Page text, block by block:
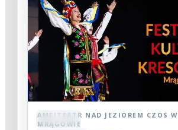
AMFITEATR NAD JEZIOREM CZOS W
MRĄGOWIE